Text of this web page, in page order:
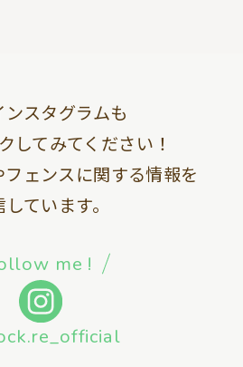
ンスタグラムも
してみてください！
ェンスに関する情報を
ています。
me !